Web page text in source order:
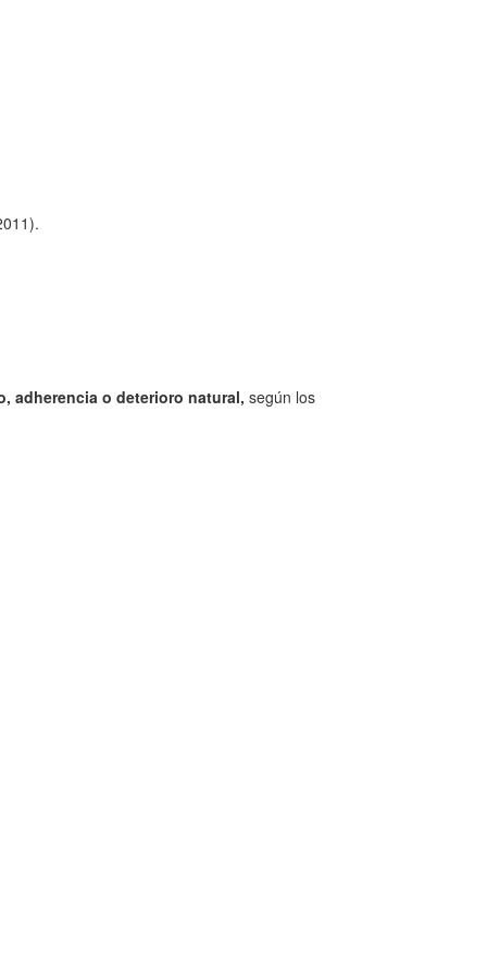
adherencia o deterioro natural, según los